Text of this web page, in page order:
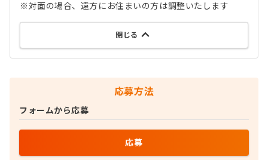
※対面の場合、遠方にお住まいの方は調整いたします
閉じる
応募方法
フォームから応募
応募